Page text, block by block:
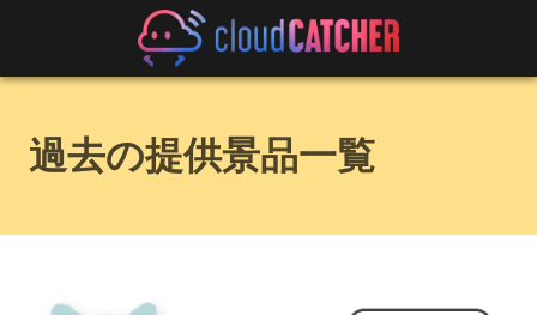
過去の提供景品一覧